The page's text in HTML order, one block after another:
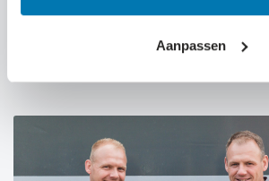
Aanpassen